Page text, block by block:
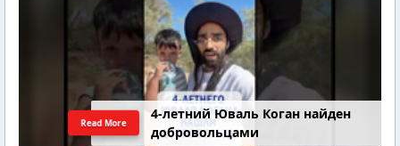
4-летний Юваль Коган найден
добровольцами
Read More